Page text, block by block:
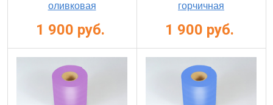
оливковая
1 900 руб.
горчичная
1 900 руб.